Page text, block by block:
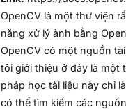
OpenCV là một thư viện
năng xử lý ảnh bằng
OpenCV có một nguồn
tôi giới thiệu ở đây là một
pháp học tài liệu này chỉ
có thể tìm kiếm các